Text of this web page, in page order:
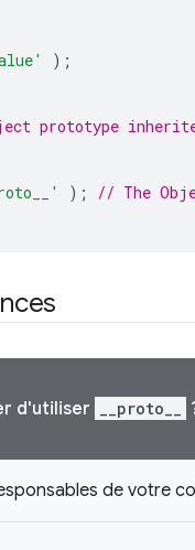
);
prototype
);
// The
d'utiliser __proto__
de votre